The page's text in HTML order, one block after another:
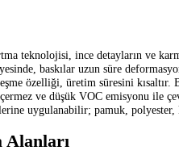
teknolojisi, ince detayların ve
baskılar uzun süre
özelliği, üretim süresini
ve düşük VOC emisyonu ile
uygulanabilir; pamuk, polyester,
Alanları